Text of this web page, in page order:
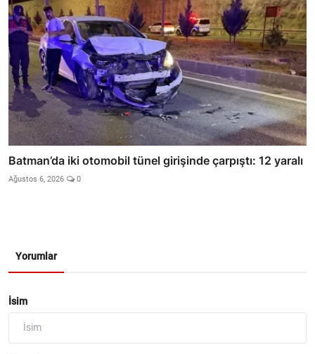
Batman’da iki otomobil tünel girişinde çarpıştı: 12 yaralı
Ağustos 6, 2026 0
Yorumlar
İsim